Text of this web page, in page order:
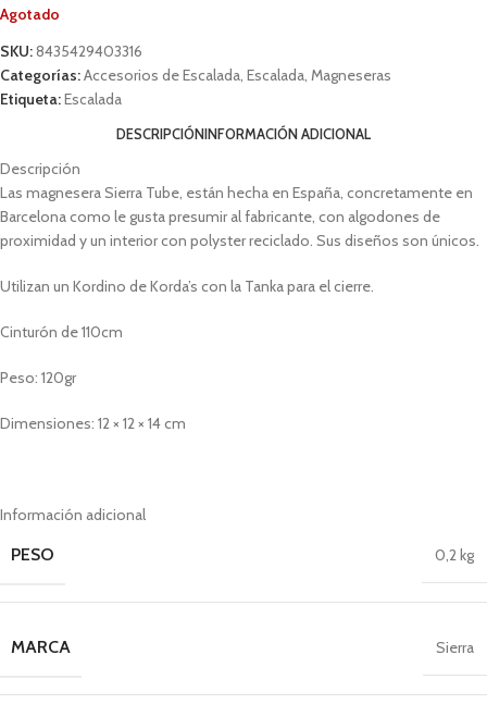
Agotado
SKU:8435429403316
Categorías:Accesorios de Escalada, Escalada, Magneseras
Etiqueta:Escalada
DESCRIPCIÓNINFORMACIÓN ADICIONAL
Descripción
Las magnesera Sierra Tube, están hecha en España, concretamente en
Barcelona como le gusta presumir al fabricante, con algodones de
proximidad y un interior con polyster reciclado. Sus diseños son únicos.
Utilizan un Kordino de Korda’s con la Tanka para el cierre.
Cinturón de 110cm
Peso: 120gr
Dimensiones: 12 × 12 × 14 cm
Información adicional
PESO 0,2 kg
MARCA Sierra